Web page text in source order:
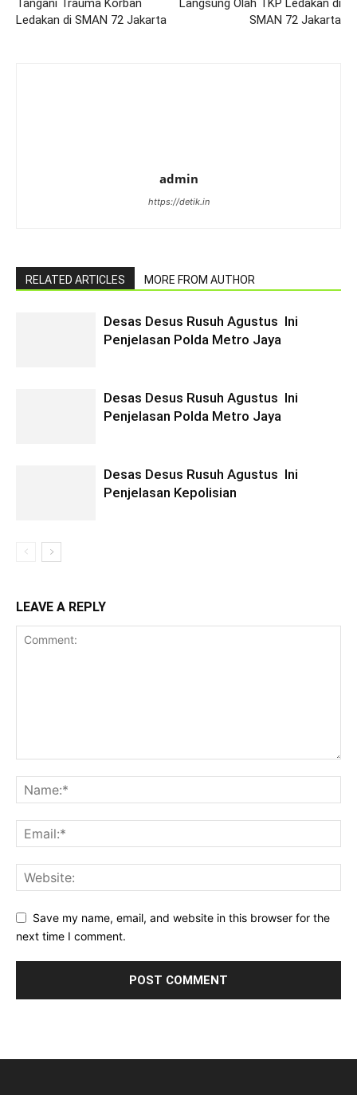
Tangani Trauma Korban
Ledakan di SMAN 72 Jakarta
Langsung Olah TKP Ledakan di
SMAN 72 Jakarta
admin
https://detik.in
RELATED ARTICLES MORE FROM AUTHOR
Desas Desus Rusuh Agustus Ini
Penjelasan Polda Metro Jaya
Desas Desus Rusuh Agustus Ini
Penjelasan Polda Metro Jaya
Desas Desus Rusuh Agustus Ini
Penjelasan Kepolisian
LEAVE A REPLY
Save my name, email, and website in this browser for the
next time I comment.